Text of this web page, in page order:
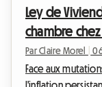
représente le
Ley de
chambre
propriétaires
Par Claire Morel
Face aux